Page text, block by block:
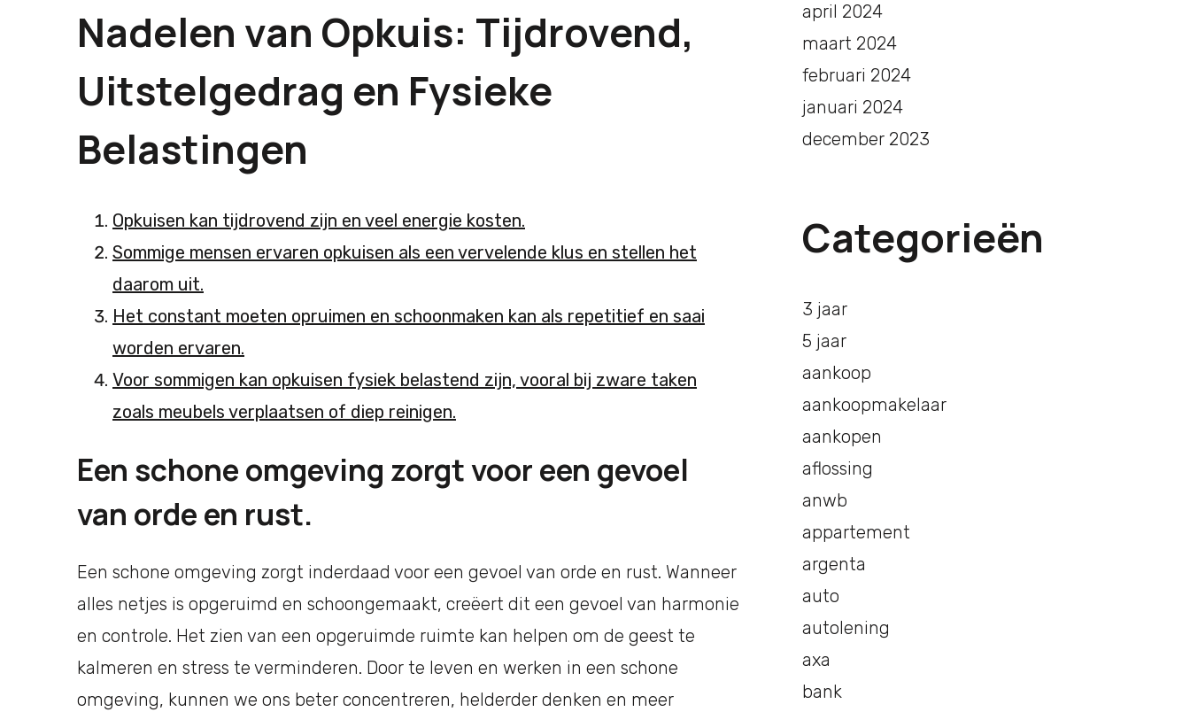
Nadelen van Opkuis: Tijdrovend,
Uitstelgedrag en Fysieke
Belastingen
Opkuisen kan tijdrovend zijn en veel energie kosten.
Sommige mensen ervaren opkuisen als een vervelende klus en stellen het
daarom uit.
Het constant moeten opruimen en schoonmaken kan als repetitief en saai
worden ervaren.
Voor sommigen kan opkuisen fysiek belastend zijn, vooral bij zware taken
zoals meubels verplaatsen of diep reinigen.
Een schone omgeving zorgt voor een gevoel
van orde en rust.
Een schone omgeving zorgt inderdaad voor een gevoel van orde en rust. Wanneer
alles netjes is opgeruimd en schoongemaakt, creëert dit een gevoel van harmonie
en controle. Het zien van een opgeruimde ruimte kan helpen om de geest te
kalmeren en stress te verminderen. Door te leven en werken in een schone
omgeving, kunnen we ons beter concentreren, helderder denken en meer
april 2024
maart 2024
februari 2024
januari 2024
december 2023
Categorieën
3 jaar
5 jaar
aankoop
aankoopmakelaar
aankopen
aflossing
anwb
appartement
argenta
auto
autolening
axa
bank